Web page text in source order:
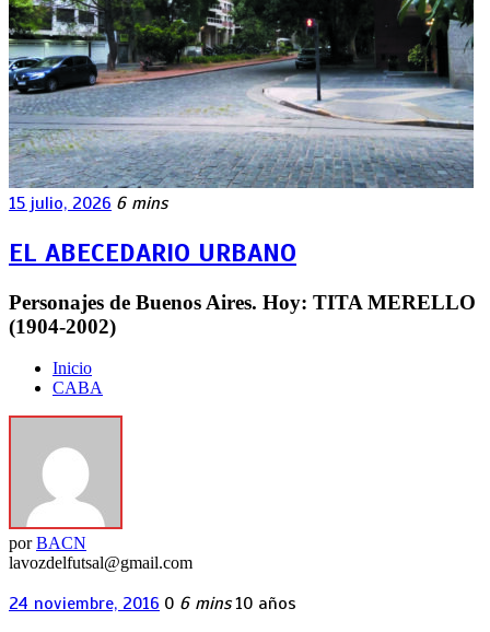
15 julio, 2026 6 mins
EL ABECEDARIO URBANO
Personajes de Buenos Aires. Hoy: TITA MERELLO
(1904-2002)
Inicio
CABA
porBACN
lavozdelfutsal@gmail.com
24 noviembre, 2016 0 6 mins 10 años